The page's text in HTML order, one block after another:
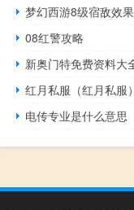
梦幻西游8级宿敌效果
08红警攻略
红月私服（红月私服）
电传专业是什么意思